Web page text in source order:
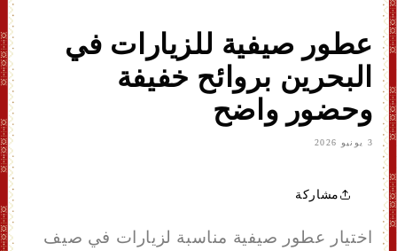
عطور صيفية للزيارات في
البحرين بروائح خفيفة
وحضور واضح
3 يونيو 2026
مشاركة
اختيار عطور صيفية مناسبة لزيارات في صيف